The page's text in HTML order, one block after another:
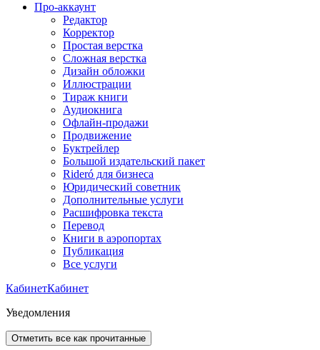
Про-аккаунт
Редактор
Корректор
Простая верстка
Сложная верстка
Дизайн обложки
Иллюстрации
Тираж книги
Аудиокнига
Офлайн-продажи
Продвижение
Буктрейлер
Большой издательский пакет
Rideró для бизнеса
Юридический советник
Дополнительные услуги
Расшифровка текста
Перевод
Книги в аэропортах
Публикация
Все услуги
КабинетКабинет
Уведомления
Отметить все как прочитанные